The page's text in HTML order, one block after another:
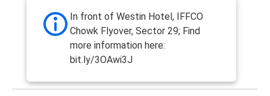
In front of Westin Hotel, IFFCO
Chowk Flyover, Sector 29; Find
more information here:
bit.ly/3OAwi3J